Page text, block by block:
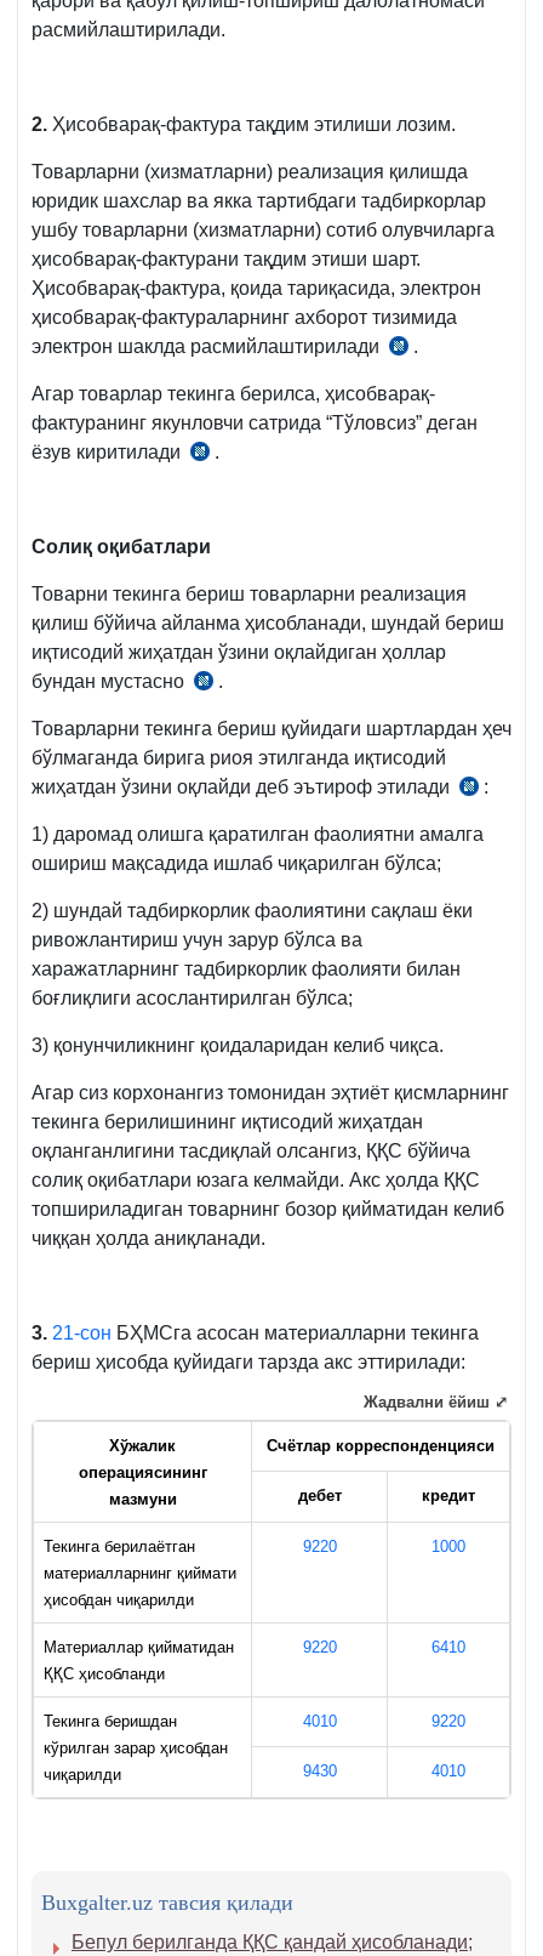
ВМҚга
1-
илова
расмийлаштирилади.
2. Ҳисобварақ-фактура тақдим этилиши лозим.
Товарларни (хизматларни) реализация қилишда
юридик шахслар ва якка тартибдаги тадбиркорлар
ушбу товарларни (хизматларни) сотиб олувчиларга
ҳисобварақ-фактурани тақдим этиши шарт.
Ҳисобварақ-фактура, қоида тариқасида, электрон
ҳисобварақ-фактураларнинг ахборот тизимида
электрон шаклда расмийлаштирилади
СК
м.
.
Агар товарлар текинга берилса, ҳисобварақ-
фактуранинг якунловчи сатрида “Тўловсиз” деган
ёзув киритилади
Низомнинг
14.08.2020
489-
сон
ВМҚга
2-
илова
.
Солиқ оқибатлари
Товарни текинга бериш товарларни реализация
қилиш бўйича айланма ҳисобланади, шундай бериш
иқтисодий жиҳатдан ўзини оқлайдиган ҳоллар
бундан мустасно
СК
қ.
2-
б.
.
Товарларни текинга бериш қуйидаги шартлардан ҳеч
бўлмаганда бирига риоя этилганда иқтисодий
жиҳатдан ўзини оқлайди деб эътироф этилади
СК
қ.
:
1) даромад олишга қаратилган фаолиятни амалга
ошириш мақсадида ишлаб чиқарилган бўлса;
2) шундай тадбиркорлик фаолиятини сақлаш ёки
ривожлантириш учун зарур бўлса ва
харажатларнинг тадбиркорлик фаолияти билан
боғлиқлиги асослантирилган бўлса;
3) қонунчиликнинг қоидаларидан келиб чиқса.
Агар сиз корхонангиз томонидан эҳтиёт қисмларнинг
текинга берилишининг иқтисодий жиҳатдан
оқланганлигини тасдиқлай олсангиз, ҚҚС бўйича
солиқ оқибатлари юзага келмайди. Акс ҳолда ҚҚС
топшириладиган товарнинг бозор қийматидан келиб
чиққан ҳолда аниқланади.
3. 21-сон БҲМСга асосан материалларни текинга
бериш ҳисобда қуйидаги тарзда акс эттирилади:
Хўжалик
операциясининг
мазмуни
Счётлар корреспонденцияси
дебет кредит
Текинга берилаётган
материалларнинг қиймати
ҳисобдан чиқарилди
9220 1000
Материаллар қийматидан
ҚҚС ҳисобланди
9220 6410
Текинга беришдан
кўрилган зарар ҳисобдан
чиқарилди
4010 9220
9430 4010
Жадвални ёйиш ⤢
Buxgalter.uz тавсия қилади
Бепул берилганда ҚҚС қандай ҳисобланади;